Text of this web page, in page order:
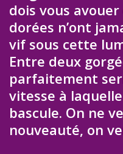
dois vous
dorées n’ont
vif sous cette
Entre deux
parfaitement
vitesse à
bascule. On ne
nouveauté, on